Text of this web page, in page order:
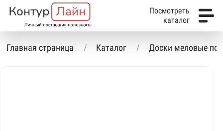
Посмотреть
каталог
Главная страница Каталог Доски меловые